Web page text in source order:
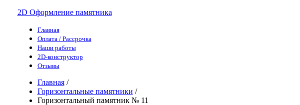
2D Оформление памятника
Главная
Оплата / Рассрочка
Наши работы
2D-конструктор
Отзывы
Главная /
Горизонтальные памятники /
Горизонтальный памятник № 11